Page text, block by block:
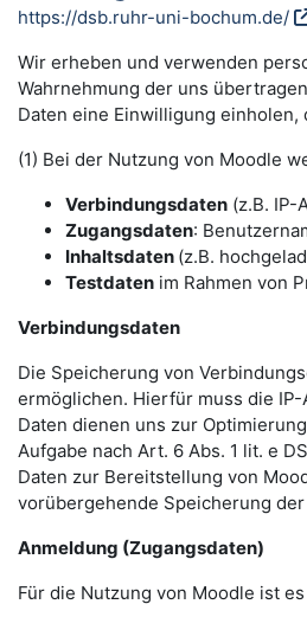
https://dsb.ruhr-uni-bochum.de/
Wir erheben und verwenden
Wahrnehmung der uns
Daten eine Einwilligung einholen,
(1) Bei der Nutzung von Moodle
Verbindungsdaten (z.B. IP-
Zugangsdaten:
Inhaltsdaten (z.B.
Testdaten im Rahmen von
Verbindungsdaten
Die Speicherung von
ermöglichen. Hierfür muss die
Daten dienen uns zur
Aufgabe nach Art. 6 Abs. 1 lit. e
Daten zur Bereitstellung von
vorübergehende Speicherung der
Anmeldung (Zugangsdaten)
Für die Nutzung von Moodle ist